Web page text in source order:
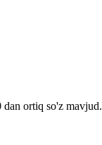
ortiq so'z mavjud.